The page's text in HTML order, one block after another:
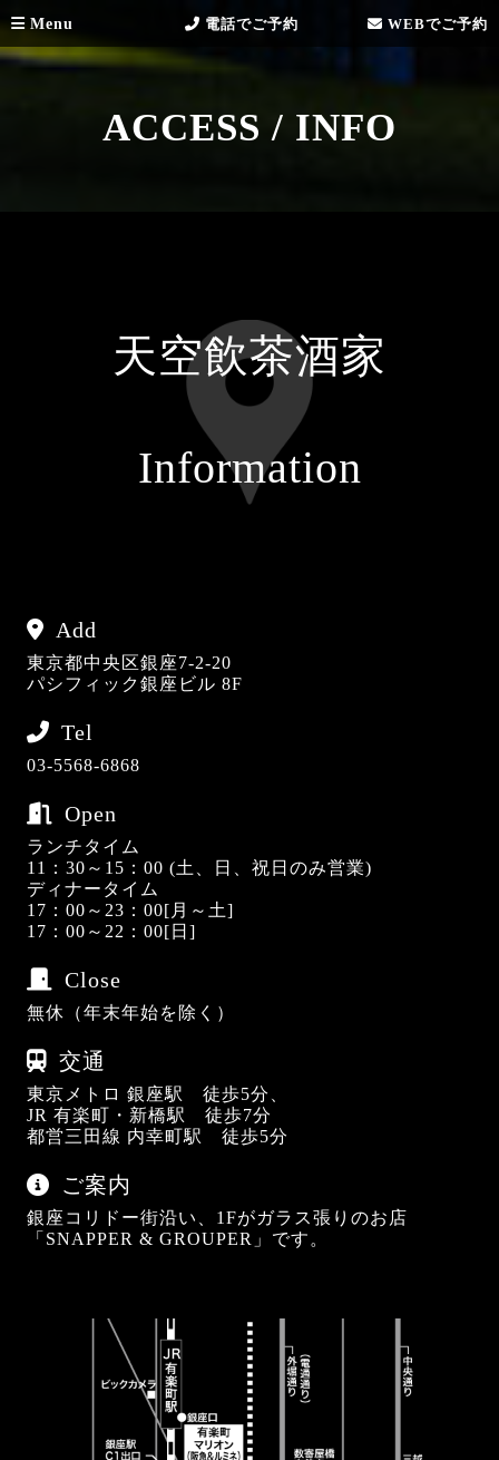
Menu 電話でご予約 WEBでご予約
ACCESS / INFO
天空飲茶酒家
Information
Add
東京都中央区銀座7-2-20
パシフィック銀座ビル 8F
Tel
03-5568-6868
Open
ランチタイム
11：30～15：00 (土、日、祝日のみ営業)
ディナータイム
17：00～23：00[月～土]
17：00～22：00[日]
Close
無休（年末年始を除く）
交通
東京メトロ 銀座駅 徒歩5分、
JR 有楽町・新橋駅 徒歩7分
都営三田線 内幸町駅 徒歩5分
ご案内
銀座コリドー街沿い、1Fがガラス張りのお店
「SNAPPER & GROUPER」です。